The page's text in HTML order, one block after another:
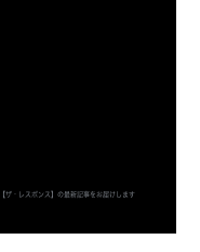
【ザ・レスポンス】の最新記事をお届けします